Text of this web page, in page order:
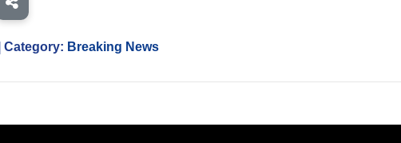
| Category: Breaking News